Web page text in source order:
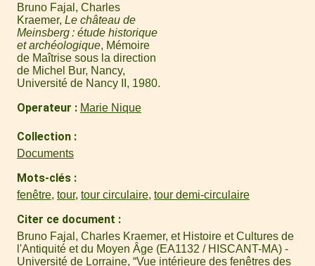
Bruno Fajal, Charles
Kraemer, Le château de
Meinsberg : étude historique
et archéologique, Mémoire
de Maîtrise sous la direction
de Michel Bur, Nancy,
Université de Nancy II, 1980.
Operateur Marie Nique
Collection
Documents
Mots-clés
fenêtre, tour, tour circulaire, tour demi-circulaire
Citer ce document
Bruno Fajal, Charles Kraemer, et Histoire et Cultures de
l'Antiquité et du Moyen Âge (EA1132 / HISCANT-MA) -
Université de Lorraine, “Vue intérieure des fenêtres des